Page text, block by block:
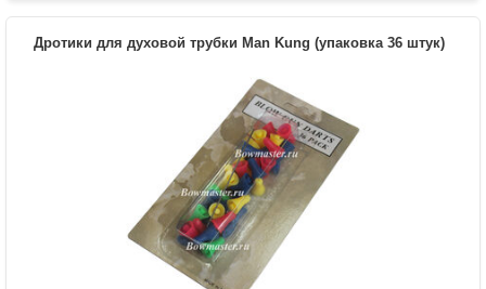
Дротики для духовой трубки Man Kung (упаковка 36 штук)